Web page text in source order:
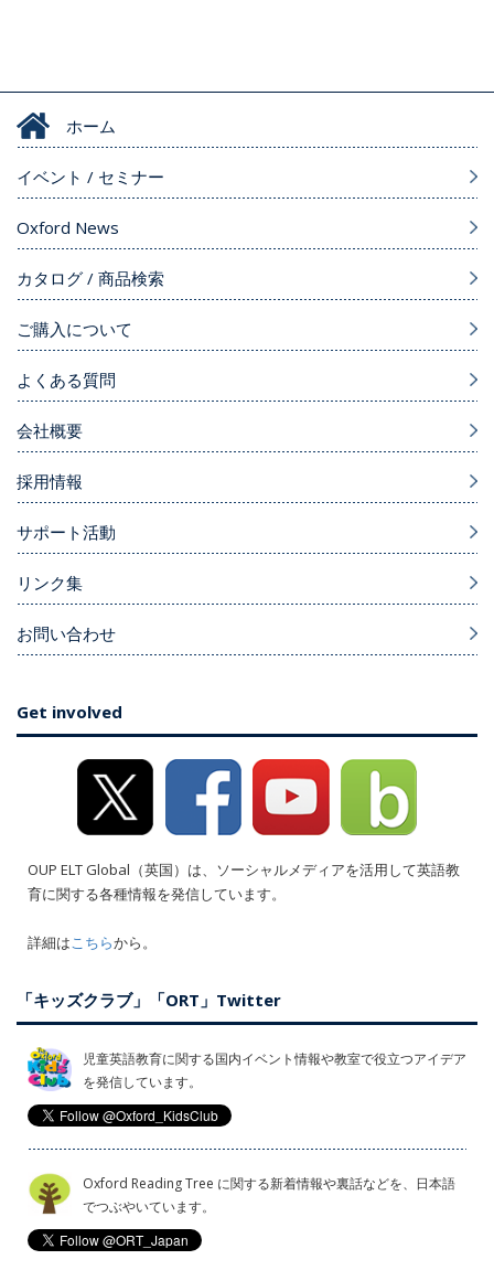
ホーム
イベント / セミナー
Oxford News
カタログ / 商品検索
ご購入について
よくある質問
会社概要
採用情報
サポート活動
リンク集
お問い合わせ
Get involved
OUP ELT Global（英国）は、ソーシャルメディアを活用して英語教
育に関する各種情報を発信しています。
詳細はこちらから。
「キッズクラブ」「ORT」Twitter
児童英語教育に関する国内イベント情報や教室で役立つアイデア
を発信しています。
Oxford Reading Tree に関する新着情報や裏話などを、日本語
でつぶやいています。